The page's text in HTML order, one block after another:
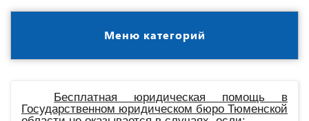
Меню категорий
Бесплатная юридическая помощь в
Государственном юридическом бюро Тюменской